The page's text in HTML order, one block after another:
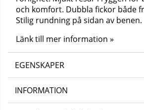
och komfort. Dubbla fickor både
Stilig rundning på sidan av benen.
Länk till mer information »
EGENSKAPER
INFORMATION